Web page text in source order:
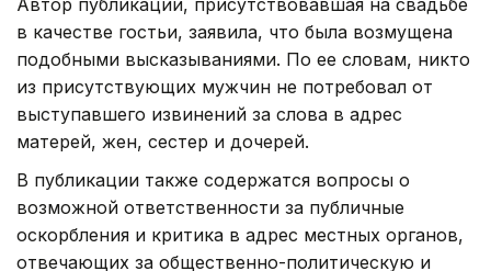
в качестве гостьи, заявила, что была возмущена
подобными высказываниями. По ее словам, никто
из присутствующих мужчин не потребовал от
выступавшего извинений за слова в адрес
матерей, жен, сестер и дочерей.
В публикации также содержатся вопросы о
возможной ответственности за публичные
оскорбления и критика в адрес местных органов,
отвечающих за общественно-политическую и